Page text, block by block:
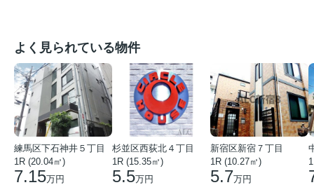
よく見られている物件
練馬区下石神井５丁目
1R (20.04㎡)
7.15万円
杉並区西荻北４丁目
1R (15.35㎡)
5.5万円
新宿区新宿７丁目
1R (10.27㎡)
5.7万円